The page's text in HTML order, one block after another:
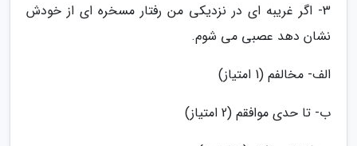
3- اگر غریبه ای در نزدیکی من رفتار مسخره ای از خودش
نشان دهد عصبی می شوم.
الف- مخالفم (1 امتیاز)
ب- تا حدی موافقم (2 امتیاز)